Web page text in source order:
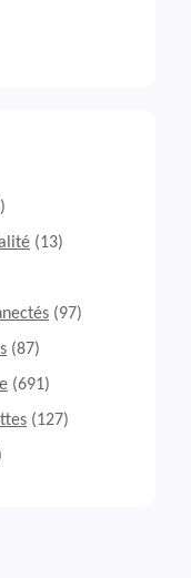
(13)
(97)
(87)
(691)
(127)